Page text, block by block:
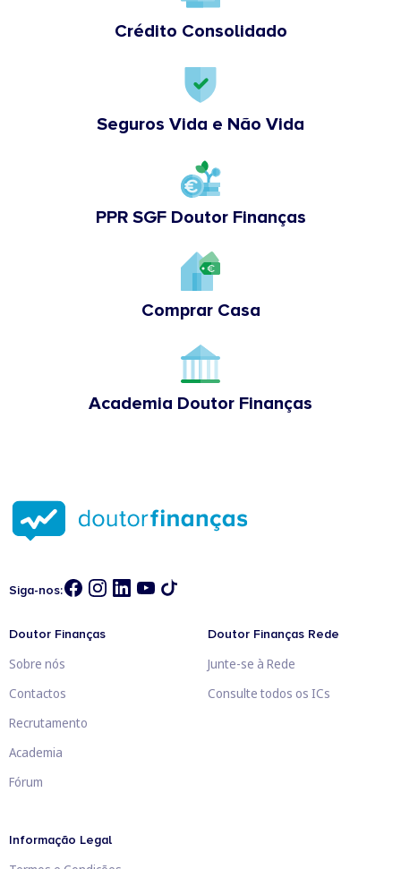
Crédito Consolidado
Seguros Vida e Não Vida
PPR SGF Doutor Finanças
Comprar Casa
Academia Doutor Finanças
Siga-nos:
Doutor Finanças
Sobre nós
Contactos
Recrutamento
Academia
Fórum
Doutor Finanças Rede
Junte-se à Rede
Consulte todos os ICs
Informação Legal